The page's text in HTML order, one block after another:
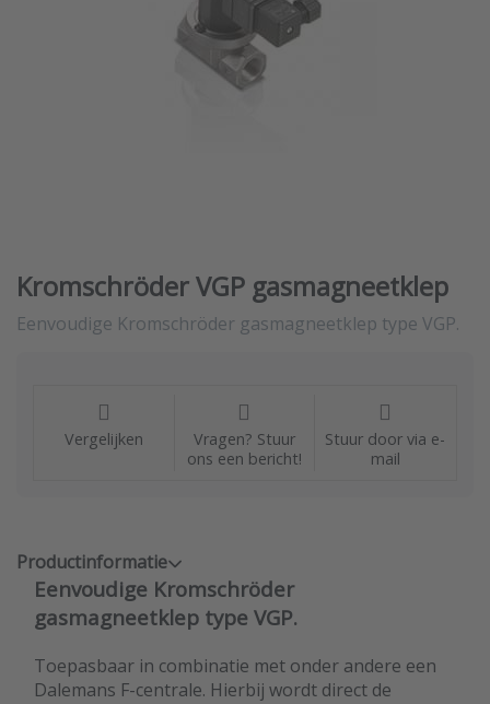
Kromschröder VGP gasmagneetklep
Eenvoudige Kromschröder gasmagneetklep type VGP.
Vergelijken
Vragen? Stuur
ons een bericht!
Stuur door via e-
mail
Productinformatie
Eenvoudige Kromschröder
gasmagneetklep type VGP.
Toepasbaar in combinatie met onder andere een
Dalemans F-centrale. Hierbij wordt direct de